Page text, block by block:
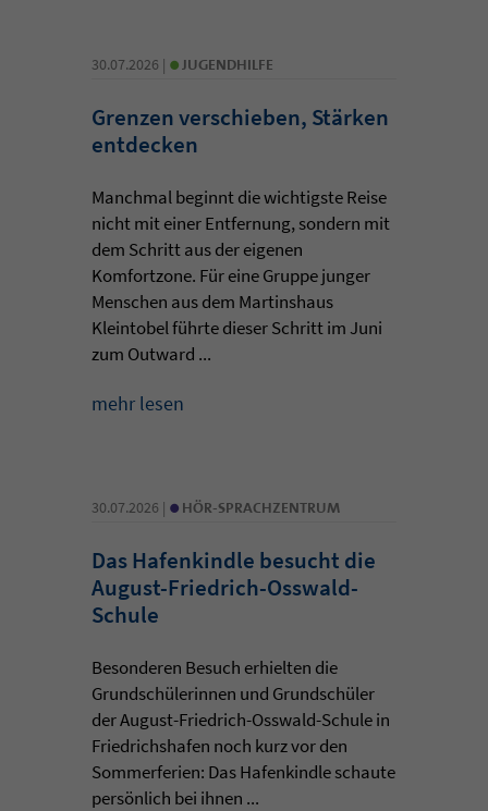
30.07.2026 | • JUGENDHILFE
Grenzen verschieben, Stärken
entdecken
Manchmal beginnt die wichtigste Reise
nicht mit einer Entfernung, sondern mit
dem Schritt aus der eigenen
Komfortzone. Für eine Gruppe junger
Menschen aus dem Martinshaus
Kleintobel führte dieser Schritt im Juni
zum Outward ...
mehr lesen
30.07.2026 | • HÖR-SPRACHZENTRUM
Das Hafenkindle besucht die
August-Friedrich-Osswald-
Schule
Besonderen Besuch erhielten die
Grundschülerinnen und Grundschüler
der August-Friedrich-Osswald-Schule in
Friedrichshafen noch kurz vor den
Sommerferien: Das Hafenkindle schaute
persönlich bei ihnen ...